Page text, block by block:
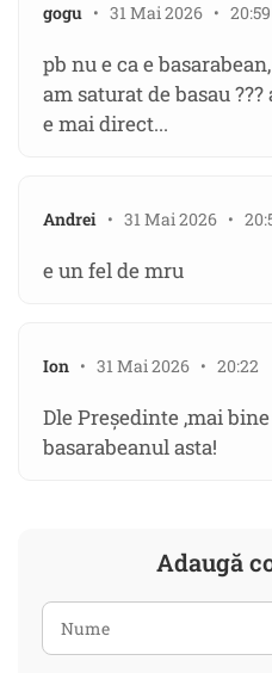
gogu • 31 Mai 2026 • 20:59
pb nu e ca e
am saturat de basau
e mai direct...
Andrei • 31 Mai 2026 •
e un fel de mru
Ion • 31 Mai 2026 • 20:22
Dle Președinte ,mai
basarabeanul asta!
Adaugă